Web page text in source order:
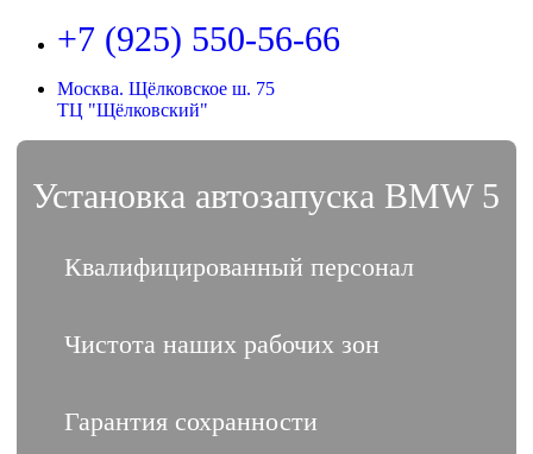
+7 (925) 550-56-66
Москва. Щёлковское ш. 75
ТЦ "Щёлковский"
Установка автозапуска BMW 5
Квалифицированный персонал
Чистота наших рабочих зон
Гарантия сохранности